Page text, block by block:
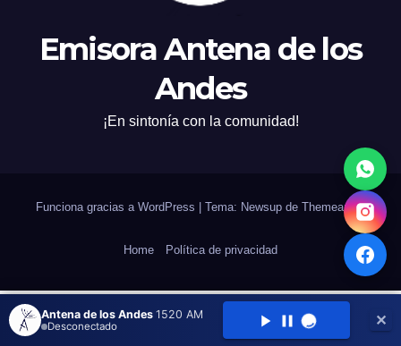
Emisora Antena de los
Andes
¡En sintonía con la comunidad!
Funciona gracias a WordPress Tema: Newsup de Themeansar
Home Política de privacidad
Antena de los Andes 1520 AM
Desconectado ✕